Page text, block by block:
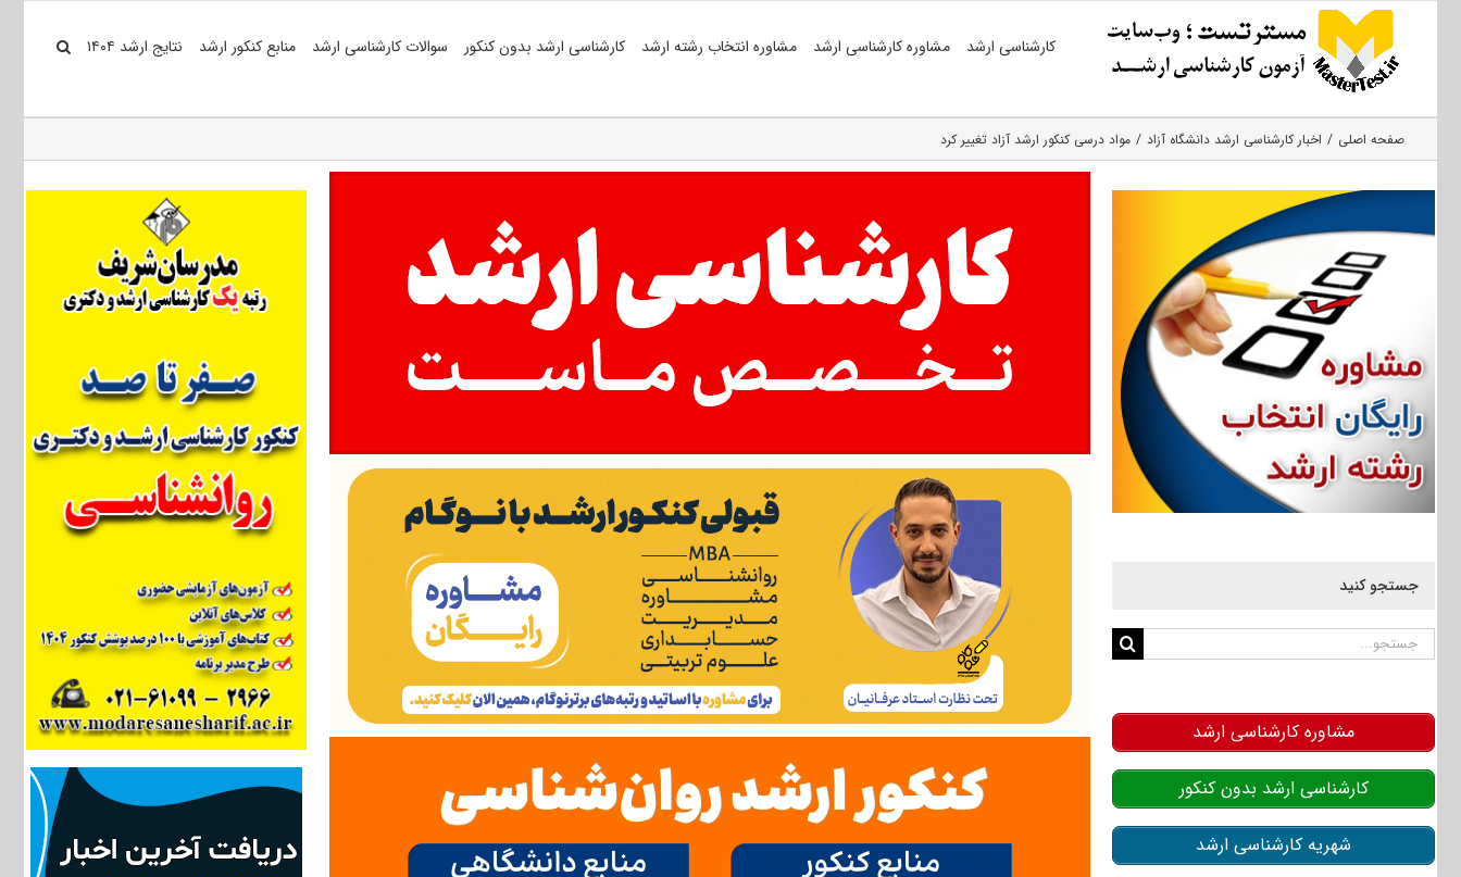
کارشناسی ارشد مشاوره کارشناسی ارشد مشاوره انتخاب رشته ارشد کارشناسی ارشد بدون کنکور سوالات کارشناسی ارشد منابع کنکور ارشد نتایج ارشد ۱۴۰۴
صفحه اصلی اخبار کارشناسی ارشد دانشگاه آزاد مواد درسی کنکور ارشد آزاد تغییر کرد
جستجو کنید
جستجو
مشاوره کارشناسی ارشد
کارشناسی ارشد بدون کنکور
شهریه کارشناسی ارشد